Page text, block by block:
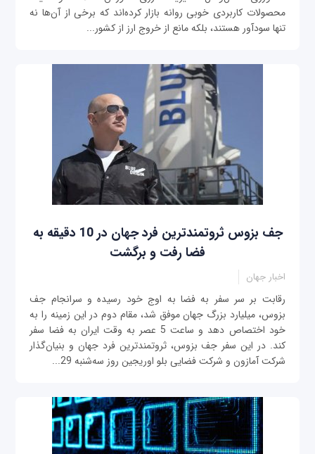
محصولات کاربردی خوبی روانه بازار کرده‌اند که برخی از آن‌ها نه
تنها سودآور هستند، بلکه مانع از خروج ارز از کشور...
جف بزوس ثروتمندترین فرد جهان در 10 دقیقه به
فضا رفت و برگشت
اخبار جهان
رقابت بر سر سفر به فضا به اوج خود رسیده و سرانجام جف
بزوس، میلیارد بزرگ جهان موفق شد، مقام دوم در این زمینه را به
خود اختصاص دهد و ساعت 5 عصر به وقت ایران به فضا سفر
کند. در این سفر جف بزوس، ثروتمندترین فرد جهان و بنیان‌گذار
شرکت‌ آمازون و شرکت فضایی بلو اوریجین روز سه‌شنبه 29...